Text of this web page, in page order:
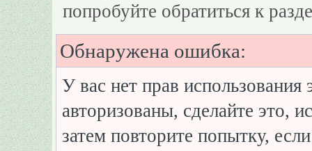
попробуйте обратиться к
Обнаружена ошибка:
У вас нет прав
авторизованы, сделайте это,
затем повторите попытку,